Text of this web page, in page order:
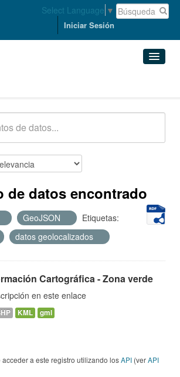
Select Language ▼
Iniciar Sesión
de datos encontrado
GeoJSON
Etiquetas:
datos geolocalizados
Cartográfica - Zona verde
en este enlace
KML gml
a este registro utilizando losAPI (verAPI